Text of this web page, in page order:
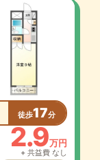
徒歩17分
2.9万円
+ 共益費 なし